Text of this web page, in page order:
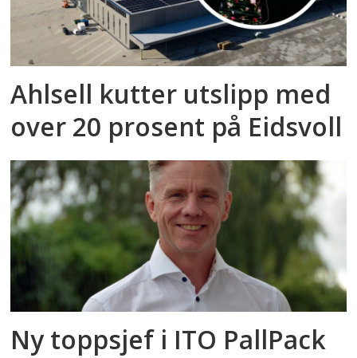
Ahlsell kutter utslipp med
over 20 prosent på Eidsvoll
Ny toppsjef i ITO PallPack